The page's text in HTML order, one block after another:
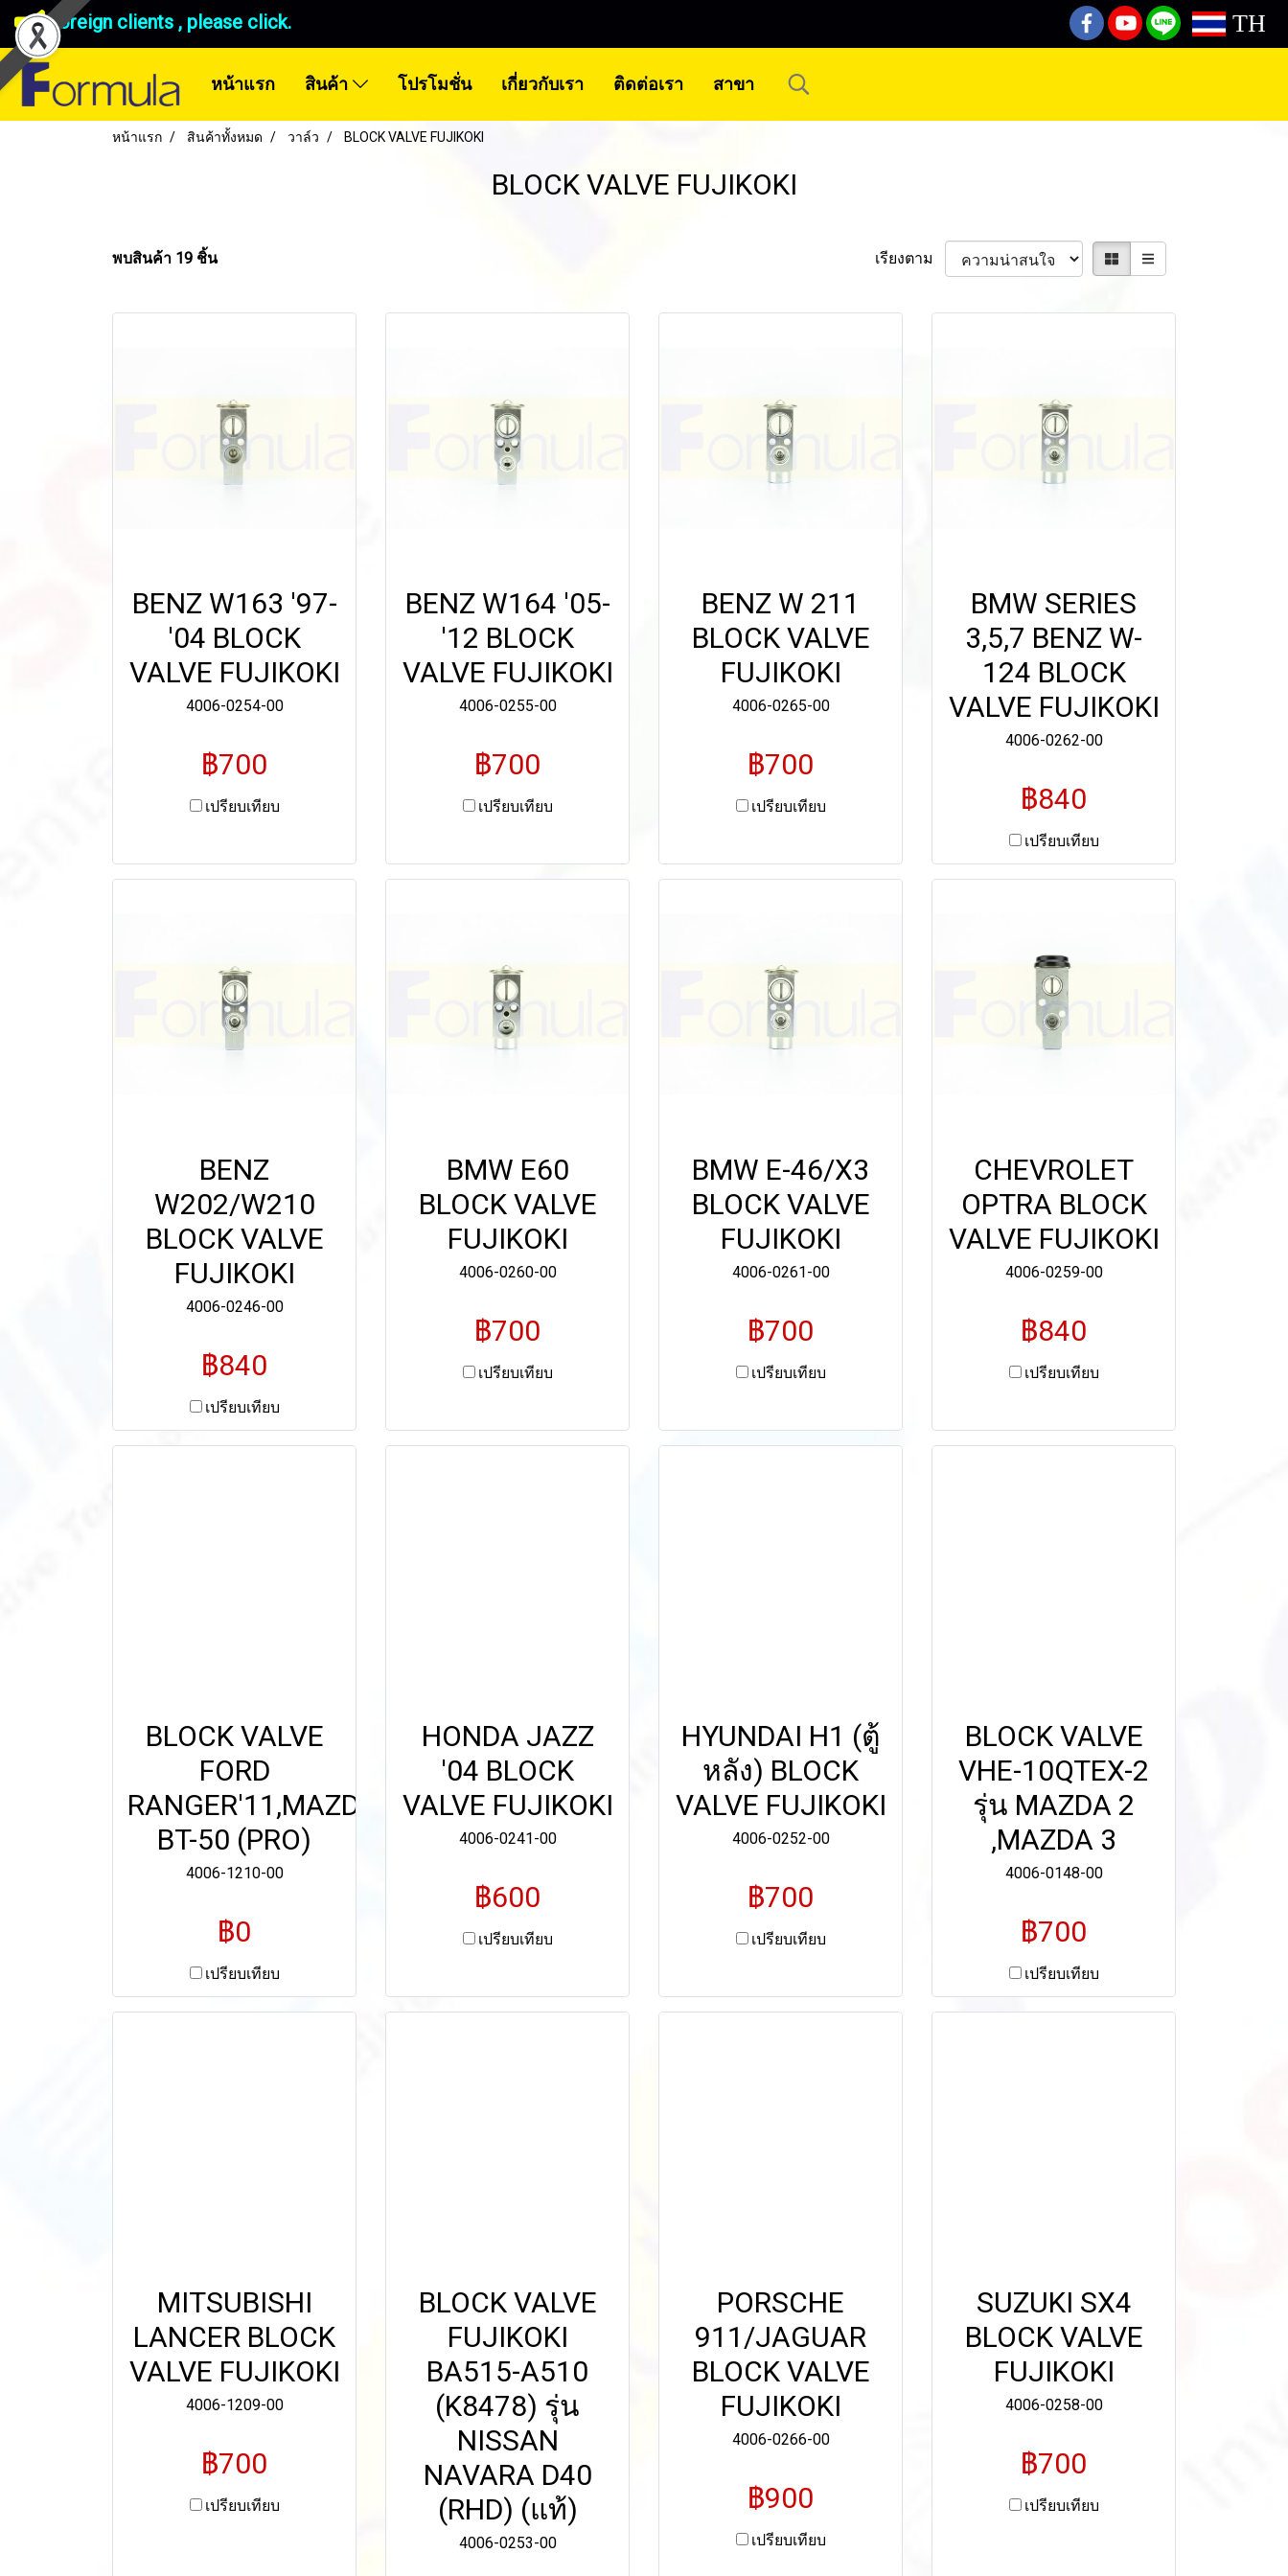
Foreign clients , please click. TH
หน้าแรก สินค้า โปรโมชั่น เกี่ยวกับเรา ติดต่อเรา สาขา
หน้าแรก สินค้าทั้งหมด วาล์ว BLOCK VALVE FUJIKOKI
BLOCK VALVE FUJIKOKI
พบสินค้า 19 ชิ้น เรียงตาม
BENZ W163 '97-
'04 BLOCK
VALVE FUJIKOKI
4006-0254-00
฿700
เปรียบเทียบ
BENZ W164 '05-
'12 BLOCK
VALVE FUJIKOKI
4006-0255-00
฿700
เปรียบเทียบ
BENZ W 211
BLOCK VALVE
FUJIKOKI
4006-0265-00
฿700
เปรียบเทียบ
BMW SERIES
3,5,7 BENZ W-
124 BLOCK
VALVE FUJIKOKI
4006-0262-00
฿840
เปรียบเทียบ
BENZ
W202/W210
BLOCK VALVE
FUJIKOKI
4006-0246-00
฿840
เปรียบเทียบ
BMW E60
BLOCK VALVE
FUJIKOKI
4006-0260-00
฿700
เปรียบเทียบ
BMW E-46/X3
BLOCK VALVE
FUJIKOKI
4006-0261-00
฿700
เปรียบเทียบ
CHEVROLET
OPTRA BLOCK
VALVE FUJIKOKI
4006-0259-00
฿840
เปรียบเทียบ
BLOCK VALVE
FORD
RANGER'11,MAZDA
BT-50 (PRO)
4006-1210-00
฿0
เปรียบเทียบ
HONDA JAZZ
'04 BLOCK
VALVE FUJIKOKI
4006-0241-00
฿600
เปรียบเทียบ
HYUNDAI H1 (ตู้
หลัง) BLOCK
VALVE FUJIKOKI
4006-0252-00
฿700
เปรียบเทียบ
BLOCK VALVE
VHE-10QTEX-2
รุ่น MAZDA 2
,MAZDA 3
4006-0148-00
฿700
เปรียบเทียบ
MITSUBISHI
LANCER BLOCK
VALVE FUJIKOKI
4006-1209-00
฿700
เปรียบเทียบ
BLOCK VALVE
FUJIKOKI
BA515-A510
(K8478) รุ่น
NISSAN
NAVARA D40
(RHD) (แท้)
4006-0253-00
PORSCHE
911/JAGUAR
BLOCK VALVE
FUJIKOKI
4006-0266-00
฿900
เปรียบเทียบ
SUZUKI SX4
BLOCK VALVE
FUJIKOKI
4006-0258-00
฿700
เปรียบเทียบ